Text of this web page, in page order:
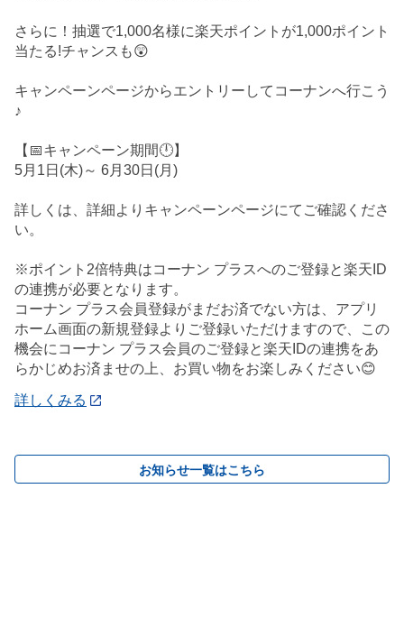
さらに！抽選で1,000名様に楽天ポイントが1,000ポイント
当たる!チャンスも😲
キャンペーンページからエントリーしてコーナンへ行こう
♪
【📅キャンペーン期間🕛】
5月1日(木)～ 6月30日(月)
詳しくは、詳細よりキャンペーンページにてご確認くださ
い。
※ポイント2倍特典はコーナン プラスへのご登録と楽天ID
の連携が必要となります。
コーナン プラス会員登録がまだお済でない方は、アプリ
ホーム画面の新規登録よりご登録いただけますので、この
機会にコーナン プラス会員のご登録と楽天IDの連携をあ
らかじめお済ませの上、お買い物をお楽しみください😊
詳しくみる
お知らせ一覧はこちら